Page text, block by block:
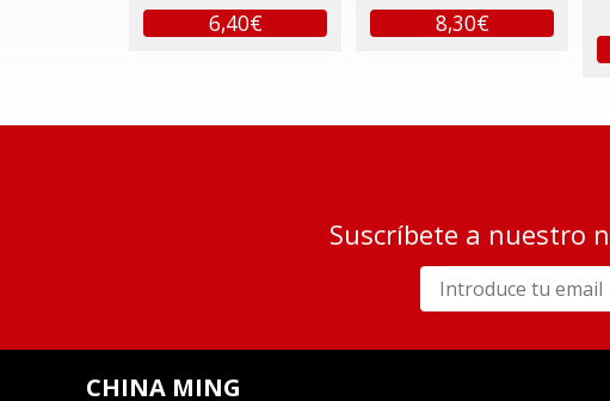
6,40€ 8,30€
Suscríbete a nuestro
CHINA MING